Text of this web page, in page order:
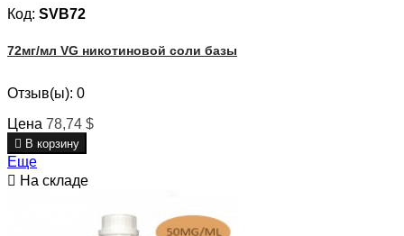
Код: SVB72
72мг/мл VG никотиновой соли базы
Отзыв(ы): 0
Цена 78,74 $
 В корзину
Еще
 На складе